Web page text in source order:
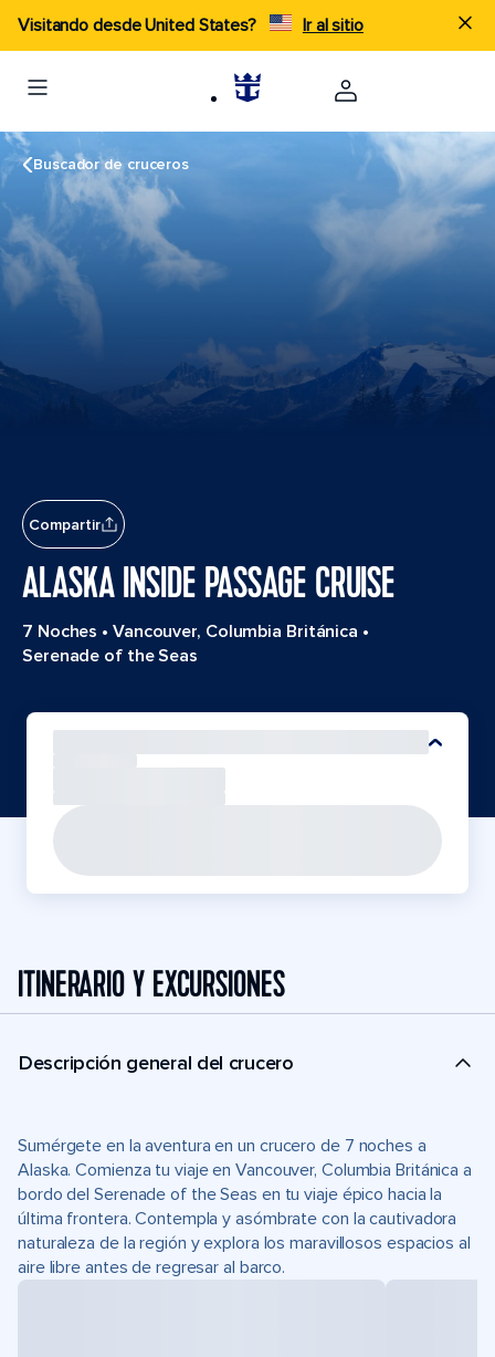
Visitando desde United States? Ir al sitio
Buscador de cruceros
Compartir
ALASKA INSIDE PASSAGE CRUISE
7 Noches • Vancouver, Columbia Británica •
Serenade of the Seas
ITINERARIO Y EXCURSIONES
Descripción general del crucero
Sumérgete en la aventura en un crucero de 7 noches a
Alaska. Comienza tu viaje en Vancouver, Columbia Británica a
bordo del Serenade of the Seas en tu viaje épico hacia la
última frontera. Contempla y asómbrate con la cautivadora
naturaleza de la región y explora los maravillosos espacios al
aire libre antes de regresar al barco.